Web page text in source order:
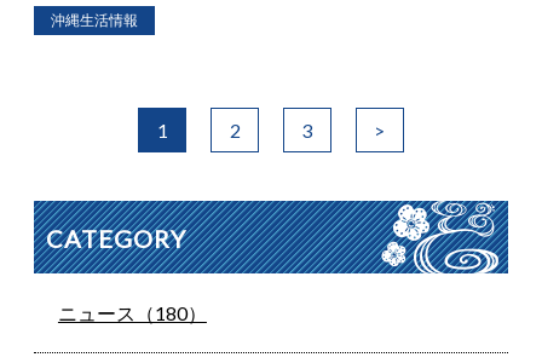
沖縄生活情報
1 2 3 >
CATEGORY
ニュース（180）